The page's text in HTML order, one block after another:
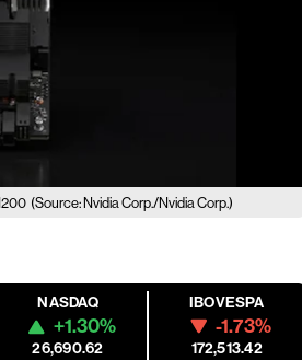
(Source: Nvidia Corp./Nvidia Corp.)
NASDAQ
+1.30%
26,690.62
IBOVESPA
-1.73%
172,513.42